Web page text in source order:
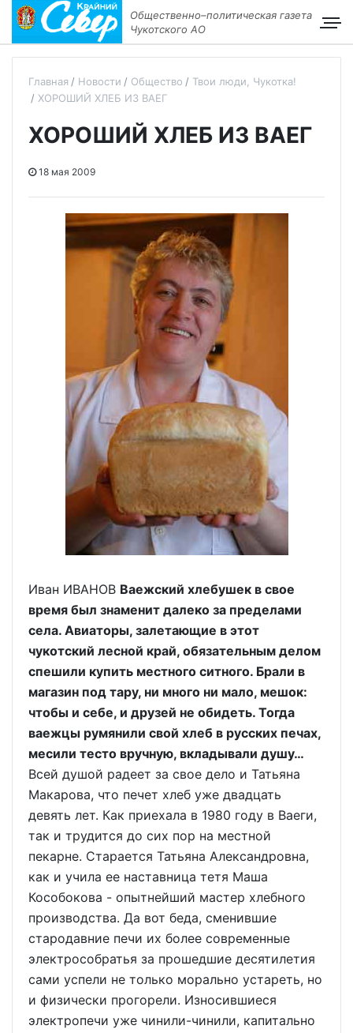
Общественно–политическая газета
Чукотского АО
Главная Новости Общество
Твои люди, Чукотка!
ХОРОШИЙ ХЛЕБ ИЗ ВАЕГ
ХОРОШИЙ ХЛЕБ ИЗ ВАЕГ
18 мая 2009
Иван ИВАНОВ Ваежский хлебушек в свое
время был знаменит далеко за пределами
села. Авиаторы, залетающие в этот
чукотский лесной край, обязательным делом
спешили купить местного ситного. Брали в
магазин под тару, ни много ни мало, мешок:
чтобы и себе, и друзей не обидеть. Тогда
ваежцы румянили свой хлеб в русских печах,
месили тесто вручную, вкладывали душу…
Всей душой радеет за свое дело и Татьяна
Макарова, что печет хлеб уже двадцать
девять лет. Как приехала в 1980 году в Ваеги,
так и трудится до сих пор на местной
пекарне. Старается Татьяна Александровна,
как и учила ее наставница тетя Маша
Кособокова - опытнейший мастер хлебного
производства. Да вот беда, сменившие
стародавние печи их более современные
электрособратья за прошедшие десятилетия
сами успели не только морально устареть, но
и физически прогорели. Износившиеся
электропечи уже чинили-чинили, капитально